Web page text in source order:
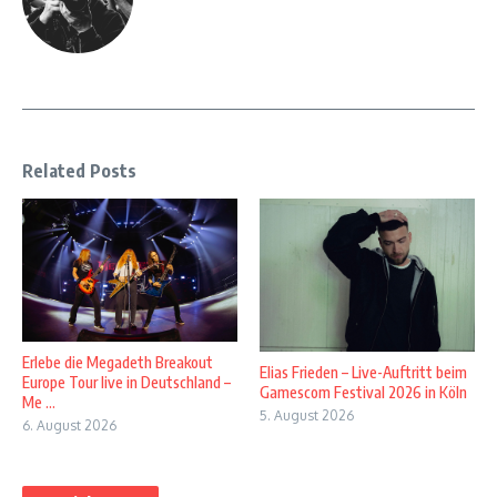
Related Posts
Erlebe die Megadeth Breakout
Europe Tour live in Deutschland –
Me ...
6. August 2026
Elias Frieden – Live-Auftritt beim
Gamescom Festival 2026 in Köln
5. August 2026